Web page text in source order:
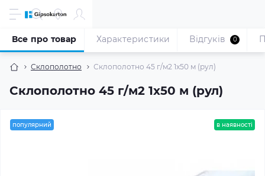
Склополотно Склополотно 45 г/м2 1x50 м (рул)
Склополотно 45 г/м2 1x50 м (рул)
Все про товар Характеристики Відгуків 0
популярний в наявності